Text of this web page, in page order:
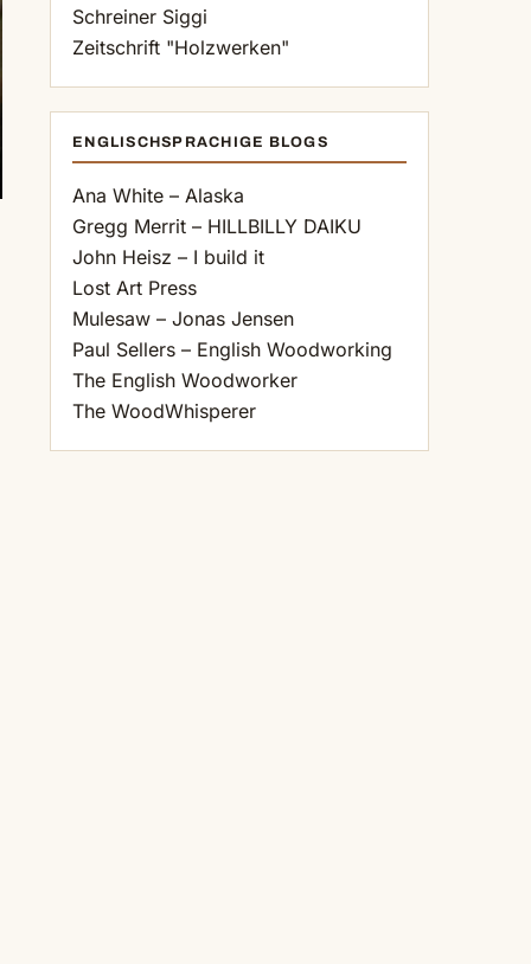
Schreiner Siggi
Zeitschrift "Holzwerken"
ENGLISCHSPRACHIGE BLOGS
Ana White – Alaska
Gregg Merrit – HILLBILLY DAIKU
John Heisz – I build it
Lost Art Press
Mulesaw – Jonas Jensen
Paul Sellers – English Woodworking
The English Woodworker
The WoodWhisperer